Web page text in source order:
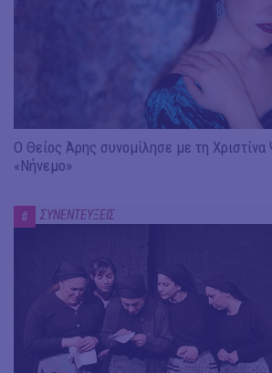
Ο Θείος Άρης συνομίλησε με τη
«Νήνεμο»
# ΣΥΝΕΝΤΕΥΞΕΙΣ